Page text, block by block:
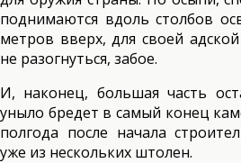
поднимаются вдоль столбов
метров вверх, для своей
не разогнуться, забое.
И, наконец, большая часть
уныло бредет в самый конец
полгода после начала
уже из нескольких штолен.